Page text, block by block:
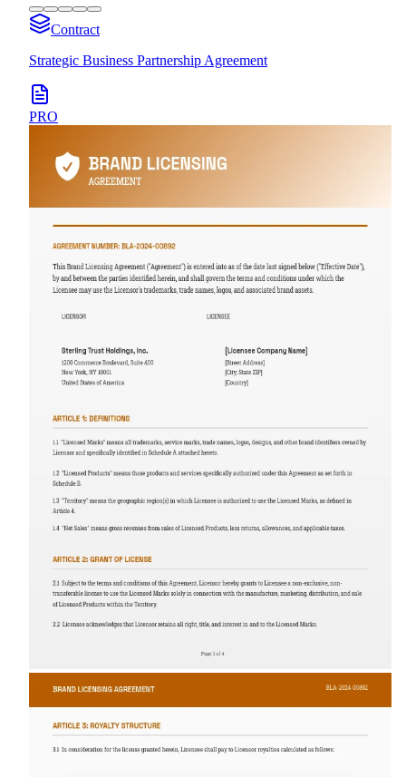
Contract
Strategic Business Partnership Agreement
PRO